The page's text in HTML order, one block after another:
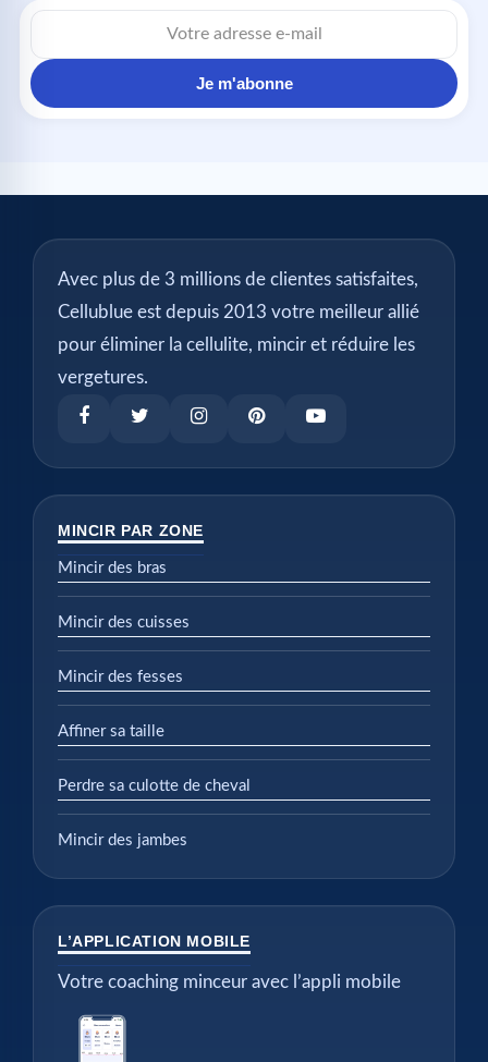
Je m'abonne
Avec plus de 3 millions de clientes satisfaites,
Cellublue est depuis 2013 votre meilleur allié
pour éliminer la cellulite, mincir et réduire les
vergetures.
MINCIR PAR ZONE
Mincir des bras
Mincir des cuisses
Mincir des fesses
Affiner sa taille
Perdre sa culotte de cheval
Mincir des jambes
L’APPLICATION MOBILE
Votre coaching minceur avec l’appli mobile